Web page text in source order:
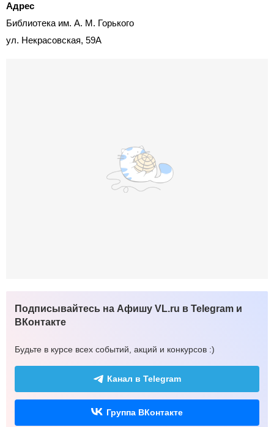
Адрес
Библиотека им. А. М. Горького
ул. Некрасовская, 59А
Подписывайтесь на Афишу VL.ru в Telegram и
ВКонтакте
Будьте в курсе всех событий, акций и конкурсов :)
Канал в Telegram
Группа ВКонтакте